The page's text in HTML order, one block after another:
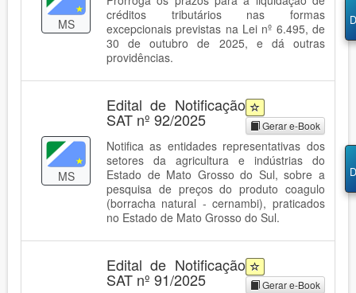
MS
créditos tributários nas formas
excepcionais previstas na Lei nº 6.495, de
30 de outubro de 2025, e dá outras
providências.
MS
Edital de Notificação
SAT nº 92/2025 Gerar e-Book
Notifica as entidades representativas dos
setores da agricultura e indústrias do
Estado de Mato Grosso do Sul, sobre a
pesquisa de preços do produto coagulo
(borracha natural - cernambi), praticados
no Estado de Mato Grosso do Sul.
Edital de Notificação
SAT nº 91/2025 Gerar e-Book